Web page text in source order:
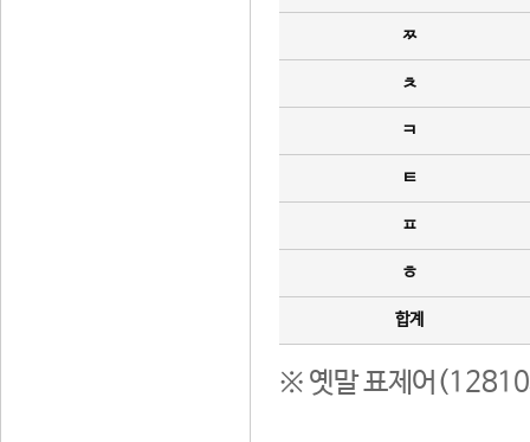
ㅉ
ㅊ
ㅋ
ㅌ
ㅍ
ㅎ
합계
※ 옛말 표제어(12810